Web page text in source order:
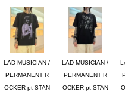
LAD MUSICIAN /
PERMANENT R
OCKER pt STAN
LAD MUSICIAN /
PERMANENT R
OCKER pt STAN